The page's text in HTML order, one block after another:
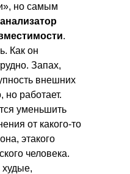
но самым
анализатор
.
Как он
Запах,
внешних
работает.
уменьшить
от какого-то
этакого
человека.